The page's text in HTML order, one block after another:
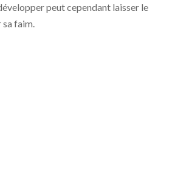
peut cependant laisser le
sa faim.